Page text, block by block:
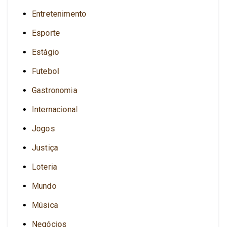
Entretenimento
Esporte
Estágio
Futebol
Gastronomia
Internacional
Jogos
Justiça
Loteria
Mundo
Música
Negócios